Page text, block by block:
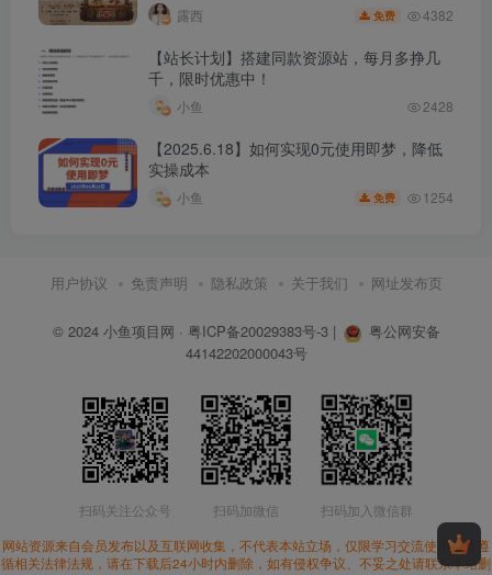
露西 免费 4382
【站长计划】搭建同款资源站，每月多挣几
千，限时优惠中！
小鱼 2428
【2025.6.18】如何实现0元使用即梦，降低
实操成本
小鱼 免费 1254
用户协议 免责声明 隐私政策 关于我们 网址发布页
© 2024 小鱼项目网 · 粤ICP备20029383号-3|
粤公网安备
44142202000043号
扫码关注公众号 扫码加微信
扫码加入微信群
网站资源来自会员发布以及互联网收集，不代表本站立场，仅限学习交流使用。请遵
循相关法律法规，请在下载后24小时内删除，如有侵权争议、不妥之处请联系本站删